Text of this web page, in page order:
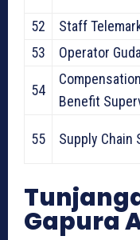
52
Staff
53
Operator
54
Benefit
55 Supply Chain
Gapura